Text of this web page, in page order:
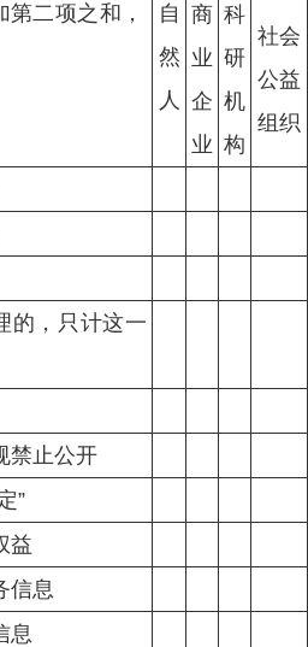
第二项之和，
自
然
人
商
业
企
业
科
研
机
构
社会
公益
组织
的，只计这一
禁止公开
”
益
信息
息